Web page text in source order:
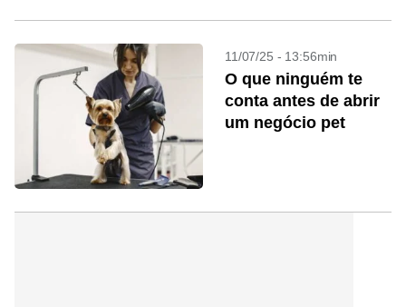
11/07/25 - 13:56min
O que ninguém te
conta antes de abrir
um negócio pet